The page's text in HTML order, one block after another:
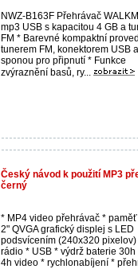
NWZ-B163F Přehrávač
mp3 USB s kapacitou 4 GB a
FM * Barevné kompaktní
tunerem FM, konektorem USB
sponou pro připnutí * Funkce
zvýraznění basů, ry...
Český návod k použití MP3
černý
* MP4 video přehrávač *
2" QVGA grafický displej s LED
podsvícením (240x320 pixelov)
rádio * USB * výdrž baterie
4h video * rychlonabíjení *